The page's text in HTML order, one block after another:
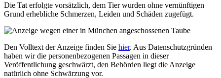
Die Tat erfolgte vorsätzlich, dem Tier wurden ohne vernünftigen
Grund erhebliche Schmerzen, Leiden und Schäden zugefügt.
Den Volltext der Anzeige finden Sie hier. Aus Datenschutzgründen
haben wir die personenbezogenen Passagen in dieser
Veröffentlichung geschwärzt, den Behörden liegt die Anzeige
natürlich ohne Schwärzung vor.